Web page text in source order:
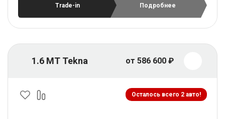
Trade-in Подробнее
1.6 MT Tekna от 586 600 ₽
Осталось всего 2 авто!